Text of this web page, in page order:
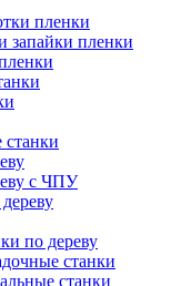
пленки
запайки пленки
с ЧПУ
по дереву
станки
станки